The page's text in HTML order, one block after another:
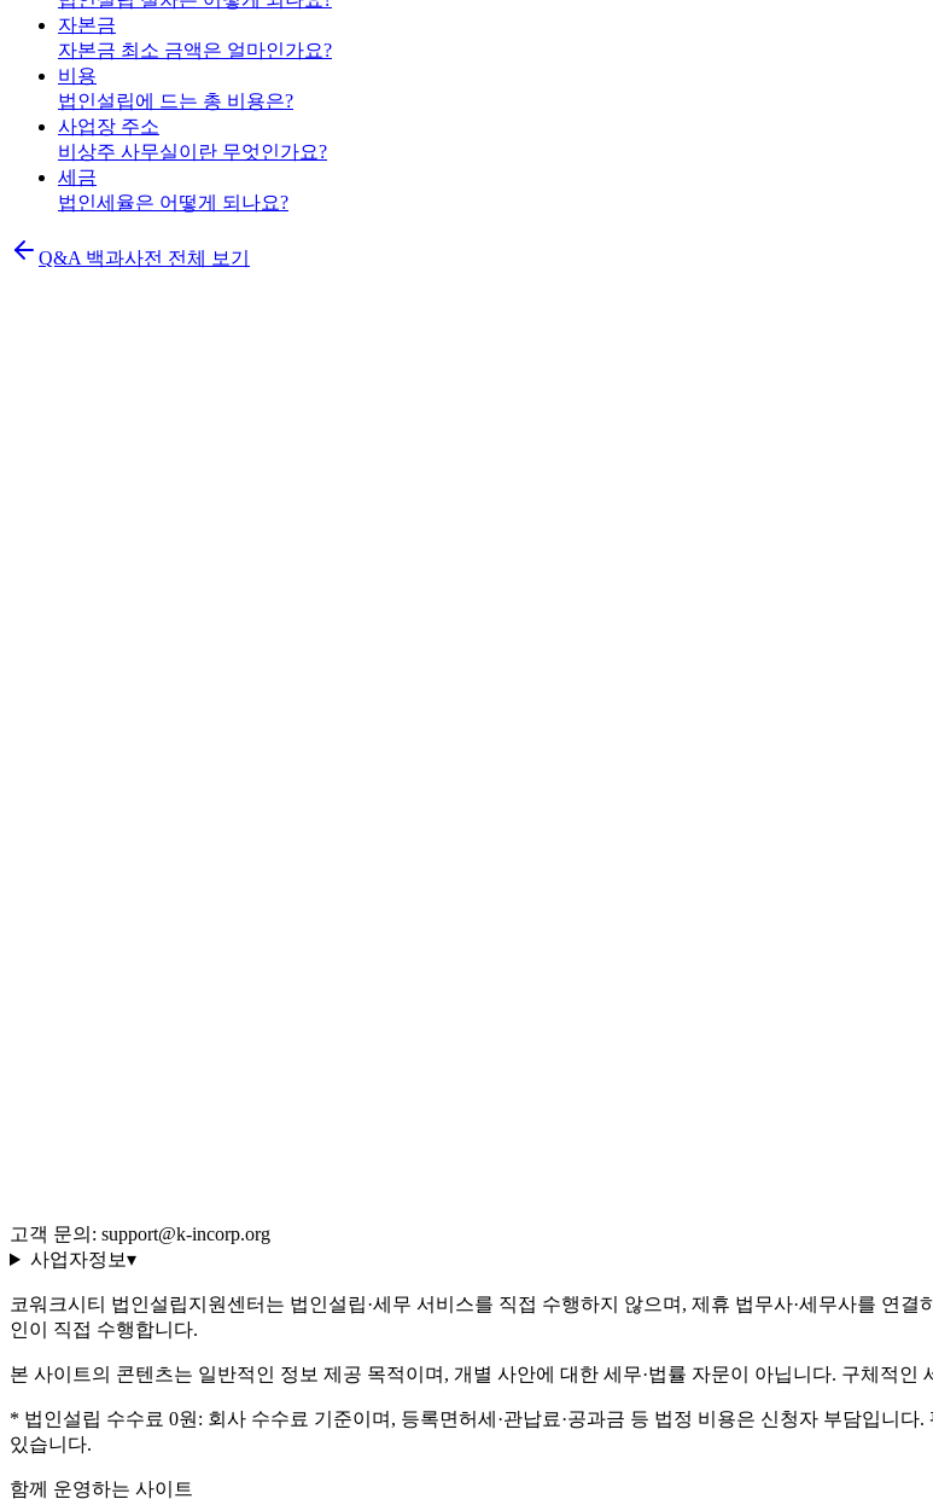
자본금
자본금 최소 금액은 얼마인가요?
비용
법인설립에 드는 총 비용은?
사업장 주소
비상주 사무실이란 무엇인가요?
세금
법인세율은 어떻게 되나요?
Q&A 백과사전 전체 보기
고객 문의: support@k-incorp.org
사업자정보▾
코워크시티 법인설립지원센터는 법인설립·세무 서비스를 직접 수행하지 않으며, 제휴 법무사·세무사를 연
인이 직접 수행합니다.
본 사이트의 콘텐츠는 일반적인 정보 제공 목적이며, 개별 사안에 대한 세무·법률 자문이 아닙니다. 구체적
* 법인설립 수수료 0원: 회사 수수료 기준이며, 등록면허세·관납료·공과금 등 법정 비용은 신청자 부담입니
있습니다.
함께 운영하는 사이트